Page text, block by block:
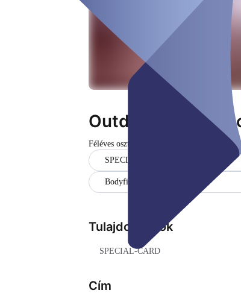
Outdoor Fitness
Féléves osztály
SPECIAL-CARD
Bodyfitness
Tulajdonságok
SPECIAL-CARD
Cím